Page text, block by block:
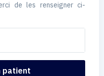
de les renseigner ci-
patient